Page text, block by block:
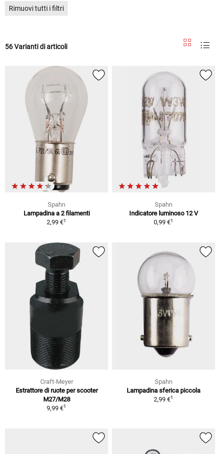
Rimuovi tutti i filtri
56 Varianti di articoli
Spahn
Lampadina a 2 filamenti
2,99 €1
Spahn
Indicatore luminoso 12 V
0,99 €1
Craft-Meyer
Estrattore di ruote per scooter
M27/M28
9,99 €1
Spahn
Lampadina sferica piccola
2,99 €1